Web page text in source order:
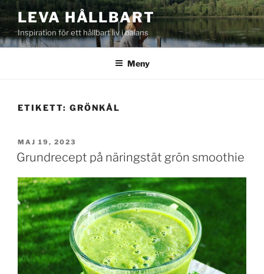
Hoppa
till
innehåll
LEVA HÅLLBART
Inspiration för ett hållbart liv i balans
Meny
ETIKETT: GRÖNKÅL
PUBLICERAT
MAJ 19, 2023
Grundrecept på näringstät grön smoothie